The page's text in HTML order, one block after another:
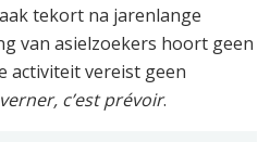
tekort na jarenlange
van asielzoekers hoort geen
activiteit vereist geen
c’est prévoir.